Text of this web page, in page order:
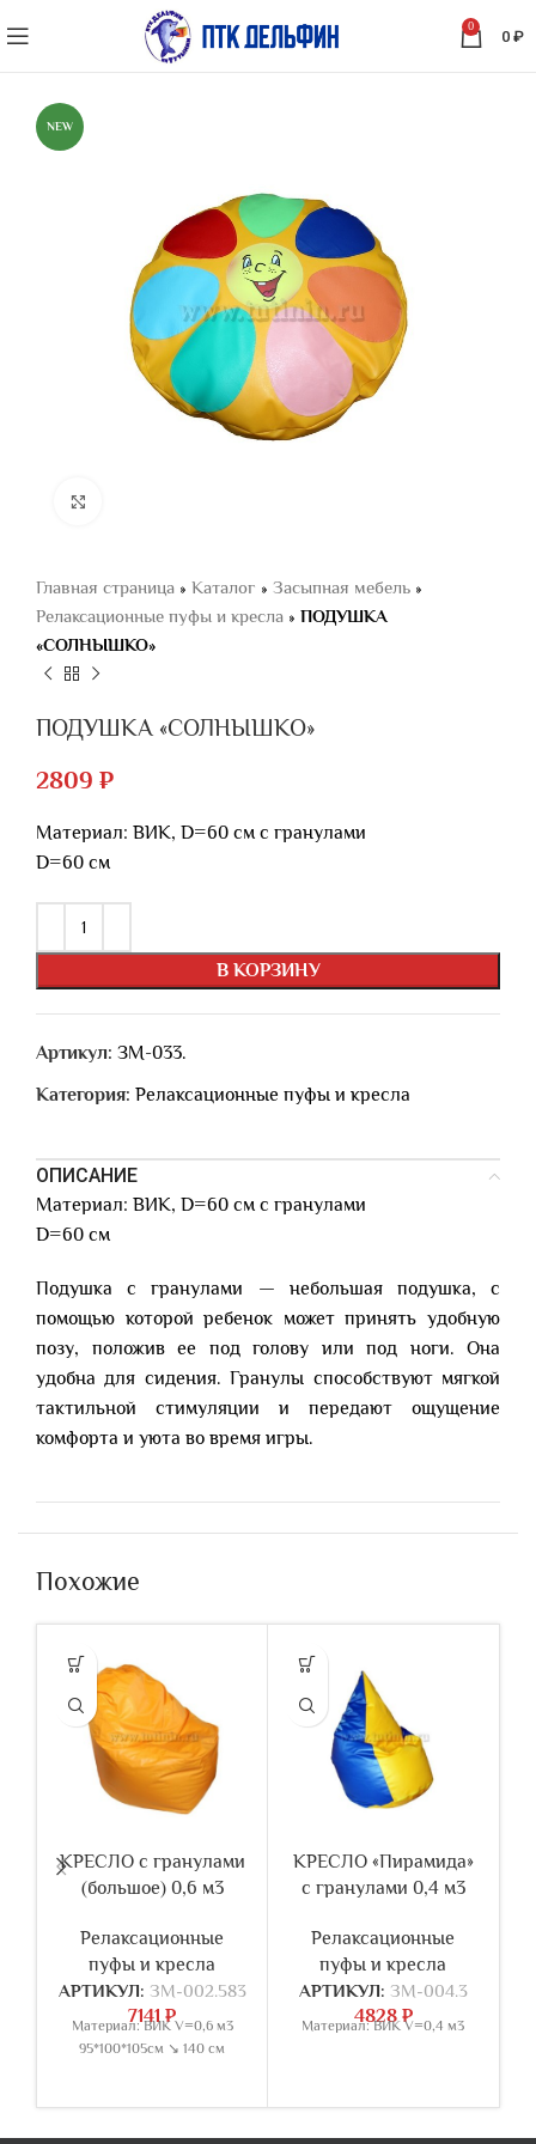
0
0 ₽
NEW
Главная страница » Каталог » Засыпная мебель »
Релаксационные пуфы и кресла » ПОДУШКА
«СОЛНЫШКО»
ПОДУШКА «СОЛНЫШКО»
2809 ₽
Материал: ВИК, D=60 см с гранулами
D=60 см
В КОРЗИНУ
Артикул: ЗМ-033.
Категория: Релаксационные пуфы и кресла
ОПИСАНИЕ
Материал: ВИК, D=60 см с гранулами
D=60 см
Подушка с гранулами — небольшая подушка, с
помощью которой ребенок может принять удобную
позу, положив ее под голову или под ноги. Она
удобна для сидения. Гранулы способствуют мягкой
тактильной стимуляции и передают ощущение
комфорта и уюта во время игры.
Похожие
КРЕСЛО с гранулами
(большое) 0,6 м3
Релаксационные
пуфы и кресла
АРТИКУЛ: ЗМ-002.583
7141₽
Материал: ВИК V=0,6 м3
95*100*105см ↘ 140 см
КРЕСЛО «Пирамида»
с гранулами 0,4 м3
Релаксационные
пуфы и кресла
АРТИКУЛ: ЗМ-004.3
4828₽
Материал: ВИК V=0,4 м3